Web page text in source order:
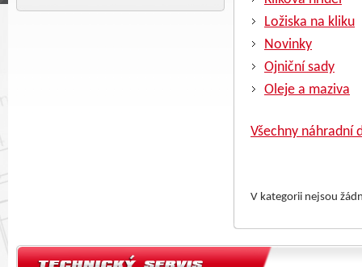
Ložiska na kliku
Novinky
Ojniční sady
Oleje a maziva
Všechny náhradní
V kategorii nejsou